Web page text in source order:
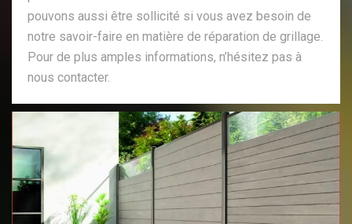
pouvons aussi être sollicité si vous avez besoin de
notre savoir-faire en matière de réparation de grillage.
Pour de plus amples informations, n’hésitez pas à
nous contacter.